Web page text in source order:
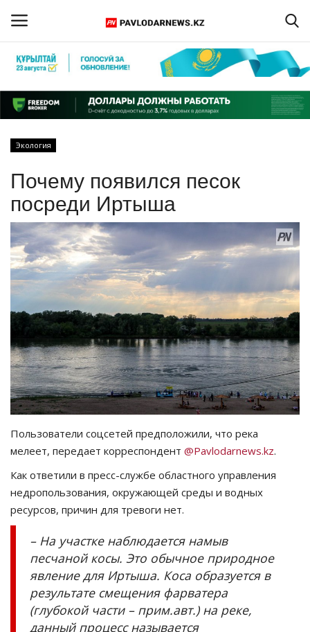
Регистрация
Главная
ПАВЛОДАРСКАЯ ОБЛАСТЬ
КАЗАХСТАН
МИР
СПЕЦПРОЕКТЫ
СПОРТ
Чек-лист
РАЗВЛЕЧЕНИЯ
OFFICIAL
Курултай
Язык
Қазақша Русский
Экология
Почему появился песок
посреди Иртыша
Пользователи соцсетей предположили, что река
мелеет, передает корреспондент @Pavlodarnews.kz.
Как ответили в пресс-службе областного управления
недропользования, окружающей среды и водных
ресурсов, причин для тревоги нет.
– На участке наблюдается намыв
песчаной косы. Это обычное природное
явление для Иртыша. Коса образуется в
результате смещения фарватера
(глубокой части – прим.авт.) на реке,
данный процесс называется